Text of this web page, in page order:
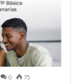
0 75